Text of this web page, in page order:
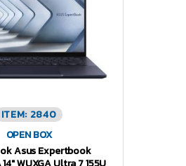
ITEM: 2840
OPEN BOX
Asus Expertbook